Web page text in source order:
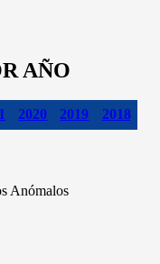
AÑO
2020 2019 2018
Anómalos